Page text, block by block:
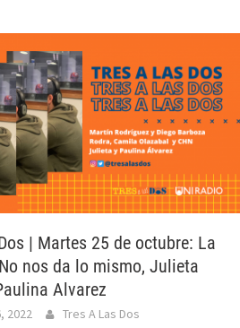
| Martes 25 de octubre: La
nos da lo mismo, Julieta
Alvarez
2022 Tres A Las Dos